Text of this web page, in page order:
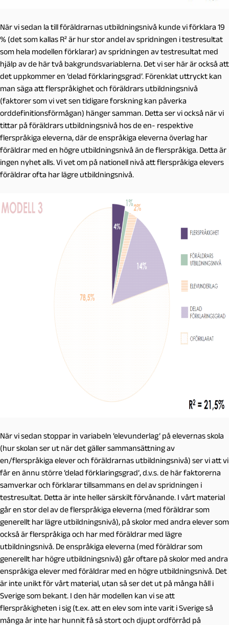
När vi sedan la till föräldrarnas utbildningsnivå kunde vi förklara 19
% (det som kallas R² är hur stor andel av spridningen i testresultat
som hela modellen förklarar) av spridningen av testresultat med
hjälp av de här två bakgrundsvariablerna. Det vi ser här är också att
det uppkommer en ’delad förklaringsgrad’. Förenklat uttryckt kan
man säga att flerspråkighet och föräldrars utbildningsnivå
(faktorer som vi vet sen tidigare forskning kan påverka
orddefinitionsförmågan) hänger samman. Detta ser vi också när vi
tittar på föräldrars utbildningsnivå hos de en- respektive
flerspråkiga eleverna, där de enspråkiga eleverna överlag har
föräldrar med en högre utbildningsnivå än de flerspråkiga. Detta är
ingen nyhet alls. Vi vet om på nationell nivå att flerspråkiga elevers
föräldrar ofta har lägre utbildningsnivå.
När vi sedan stoppar in variabeln ’elevunderlag’ på elevernas skola
(hur skolan ser ut när det gäller sammansättning av
en/flerspråkiga elever och föräldrarnas utbildningsnivå) ser vi att vi
får en ännu större ’delad förklaringsgrad’, d.v.s. de här faktorerna
samverkar och förklarar tillsammans en del av spridningen i
testresultat. Detta är inte heller särskilt förvånande. I vårt material
går en stor del av de flerspråkiga eleverna (med föräldrar som
generellt har lägre utbildningsnivå), på skolor med andra elever som
också är flerspråkiga och har med föräldrar med lägre
utbildningsnivå. De enspråkiga eleverna (med föräldrar som
generellt har högre utbildningsnivå) går oftare på skolor med andra
enspråkiga elever med föräldrar med en högre utbildningsnivå. Det
är inte unikt för vårt material, utan så ser det ut på många håll i
Sverige som bekant. I den här modellen kan vi se att
flerspråkigheten i sig (t.ex. att en elev som inte varit i Sverige så
många år inte har hunnit få så stort och djupt ordförråd på